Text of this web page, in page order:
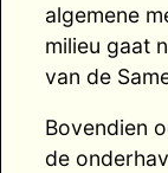
algemene
milieu gaat
van de
Bovendien
de